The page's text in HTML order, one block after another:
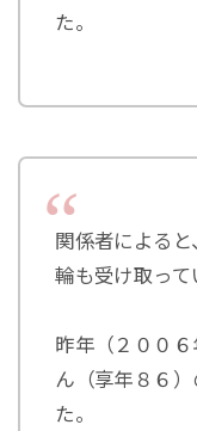
た。
関係者による
輪も受け取って
昨年（２００
ん（享年８６
た。